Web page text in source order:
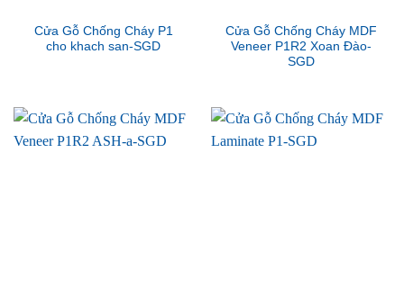
Cửa Gỗ Chống Cháy P1
cho khach san-SGD
Cửa Gỗ Chống Cháy MDF
Veneer P1R2 Xoan Đào-
SGD